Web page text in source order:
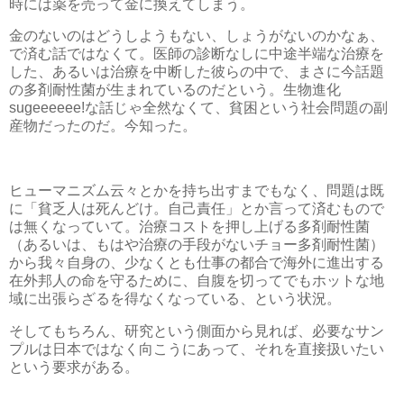
時には薬を売って金に換えてしまう。
金のないのはどうしようもない、しょうがないのかなぁ、
で済む話ではなくて。医師の診断なしに中途半端な治療を
した、あるいは治療を中断した彼らの中で、まさに今話題
の多剤耐性菌が生まれているのだという。生物進化
sugeeeeee!な話じゃ全然なくて、貧困という社会問題の副
産物だったのだ。今知った。
ヒューマニズム云々とかを持ち出すまでもなく、問題は既
に「貧乏人は死んどけ。自己責任」とか言って済むもので
は無くなっていて。治療コストを押し上げる多剤耐性菌
（あるいは、もはや治療の手段がないチョー多剤耐性菌）
から我々自身の、少なくとも仕事の都合で海外に進出する
在外邦人の命を守るために、自腹を切ってでもホットな地
域に出張らざるを得なくなっている、という状況。
そしてもちろん、研究という側面から見れば、必要なサン
プルは日本ではなく向こうにあって、それを直接扱いたい
という要求がある。